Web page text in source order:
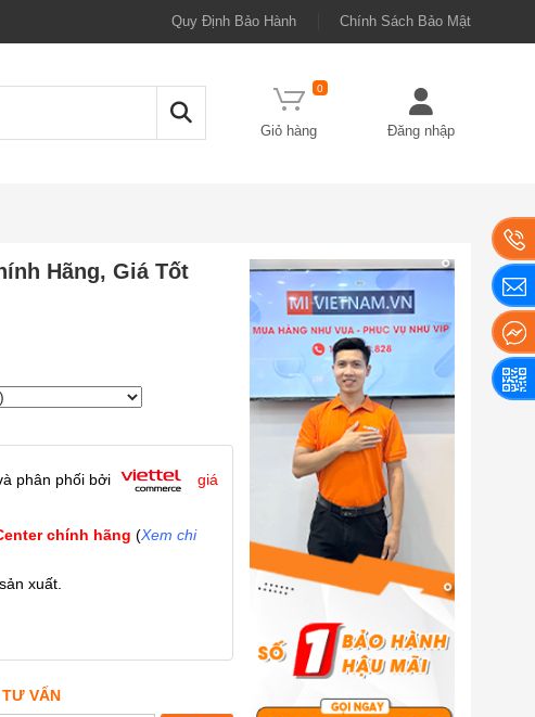
Quy Định Bảo Hành Chính Sách Bảo Mật
Giỏ hàng
0
Đăng nhập
Hãng, Giá Tốt
phân phối bởi
giá
chính hãng (Xem chi
xuất.
TƯ VẤN